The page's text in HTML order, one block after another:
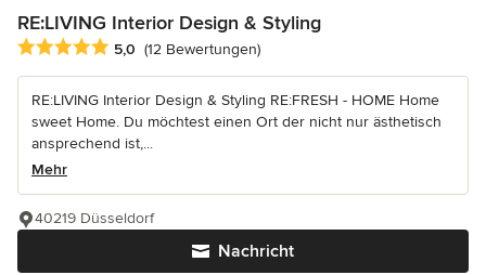
RE:LIVING Interior Design & Styling
Durchschnittliche Bewertung: 5 von 5 Sternen
5,0 (12 Bewertungen)
RE:LIVING Interior Design & Styling RE:FRESH - HOME Home
sweet Home. Du möchtest einen Ort der nicht nur ästhetisch
ansprechend ist,...
Mehr
Nachricht
40219 Düsseldorf